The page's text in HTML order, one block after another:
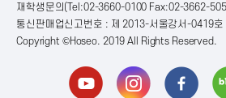
재학생문의(Tel:02-3660-0100 Fax:02-3662-
통신판매업신고번호 : 제 2013-서울강서-0419호
Copyright ©Hoseo. 2019 All Rights Reserved.